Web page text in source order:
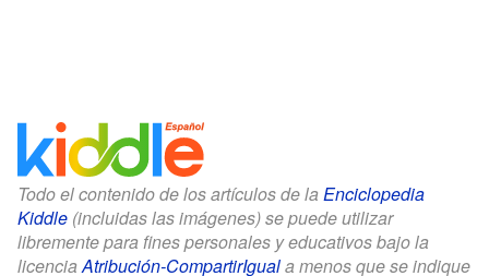
Todo el contenido de los artículos de la Enciclopedia
Kiddle (incluidas las imágenes) se puede utilizar
libremente para fines personales y educativos bajo la
licenciaAtribución-CompartirIguala menos que se indique